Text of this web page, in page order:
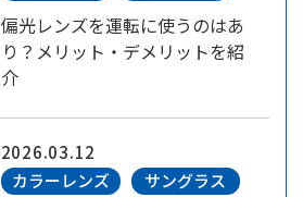
偏光レンズを運転に使うのはあ
り？メリット・デメリットを紹
介
2026.03.12
カラーレンズ
サングラス